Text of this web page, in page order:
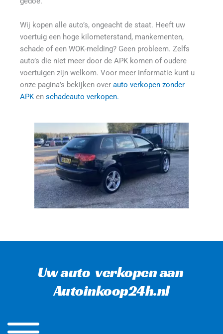
Wij kopen alle auto’s, ongeacht de staat. Heeft uw
voertuig een hoge kilometerstand, mankementen,
schade of een WOK-melding? Geen probleem. Zelfs
auto’s die niet meer door de APK komen of oudere
voertuigen zijn welkom. Voor meer informatie kunt u
onze pagina’s bekijken over auto verkopen zonder
APK en schadeauto verkopen.
Uw auto  verkopen aan
Autoinkoop24h.nl